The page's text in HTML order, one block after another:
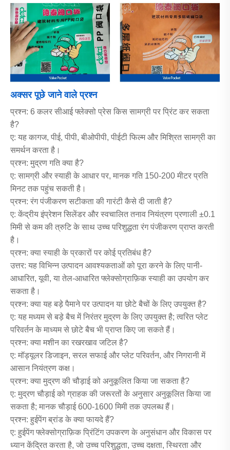
अक्सर पूछे जाने वाले प्रश्न
प्रश्न: 6 कलर सीआई फ्लेक्सो प्रेस किस सामग्री पर प्रिंट कर सकता
है?
ए: यह कागज, पीई, पीपी, बीओपीपी, पीईटी फिल्म और मिश्रित सामग्री का
समर्थन करता है।
प्रश्न: मुद्रण गति क्या है?
ए: सामग्री और स्याही के आधार पर, मानक गति 150-200 मीटर प्रति
मिनट तक पहुंच सकती है।
प्रश्न: रंग पंजीकरण सटीकता की गारंटी कैसे दी जाती है?
ए: केंद्रीय इंप्रेशन सिलेंडर और स्वचालित तनाव नियंत्रण प्रणाली ±0.1
मिमी से कम की त्रुटि के साथ उच्च परिशुद्धता रंग पंजीकरण प्राप्त करती
है।
प्रश्न: क्या स्याही के प्रकारों पर कोई प्रतिबंध है?
उत्तर: यह विभिन्न उत्पादन आवश्यकताओं को पूरा करने के लिए पानी-
आधारित, यूवी, या तेल-आधारित फ्लेक्सोग्राफ़िक स्याही का उपयोग कर
सकता है।
प्रश्न: क्या यह बड़े पैमाने पर उत्पादन या छोटे बैचों के लिए उपयुक्त है?
ए: यह मध्यम से बड़े बैच में निरंतर मुद्रण के लिए उपयुक्त है; त्वरित प्लेट
परिवर्तन के माध्यम से छोटे बैच भी प्राप्त किए जा सकते हैं।
प्रश्न: क्या मशीन का रखरखाव जटिल है?
ए: मॉड्यूलर डिजाइन, सरल सफाई और प्लेट परिवर्तन, और निगरानी में
आसान नियंत्रण कक्ष।
प्रश्न: क्या मुद्रण की चौड़ाई को अनुकूलित किया जा सकता है?
ए: मुद्रण चौड़ाई को ग्राहक की जरूरतों के अनुसार अनुकूलित किया जा
सकता है; मानक चौड़ाई 600-1600 मिमी तक उपलब्ध हैं।
प्रश्न: हुईपेंग ब्रांड के क्या फायदे हैं?
ए: हुईपेंग फ्लेक्सोग्राफ़िक प्रिंटिंग उपकरण के अनुसंधान और विकास पर
ध्यान केंद्रित करता है, जो उच्च परिशुद्धता, उच्च दक्षता, स्थिरता और